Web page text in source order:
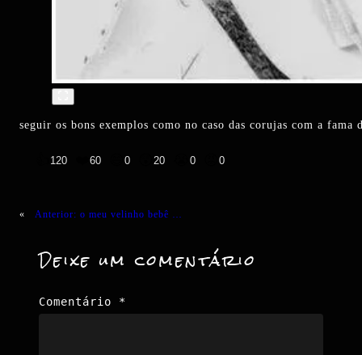
seguir os bons exemplos como no caso das corujas com a
120 60 0 20 0 0
« Anterior: o meu velinho bebê …
Deixe um comentário
Comentário *